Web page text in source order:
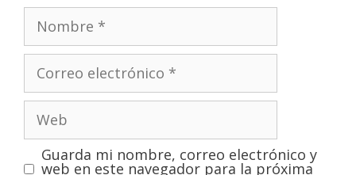
Guarda mi nombre, correo electrónico y
web en este navegador para la próxima